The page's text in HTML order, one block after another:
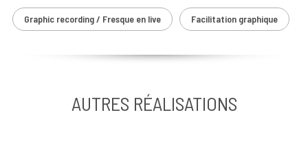
Graphic recording / Fresque en live Facilitation graphique
AUTRES RÉALISATIONS